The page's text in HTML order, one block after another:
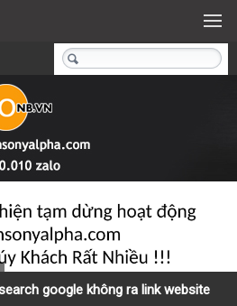
google không ra link website